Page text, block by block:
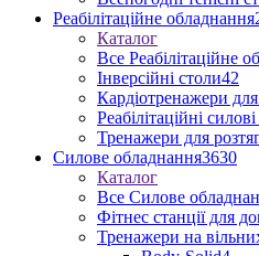
Реабілітаційне обладнання
Каталог
Все Реабілітаційне
Інверсійні столи42
Кардіотренажери для
Реабілітаційні
Тренажери для
Силове обладнання3630
Каталог
Все Силове
Фітнес станції для
Тренажери на